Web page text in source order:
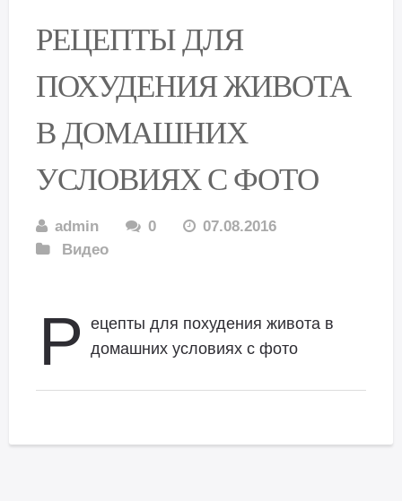
РЕЦЕПТЫ ДЛЯ
ПОХУДЕНИЯ ЖИВОТА
В ДОМАШНИХ
УСЛОВИЯХ С ФОТО
admin 0
07.08.2016
Видео
Р ецепты для похудения живота в
домашних условиях с фото